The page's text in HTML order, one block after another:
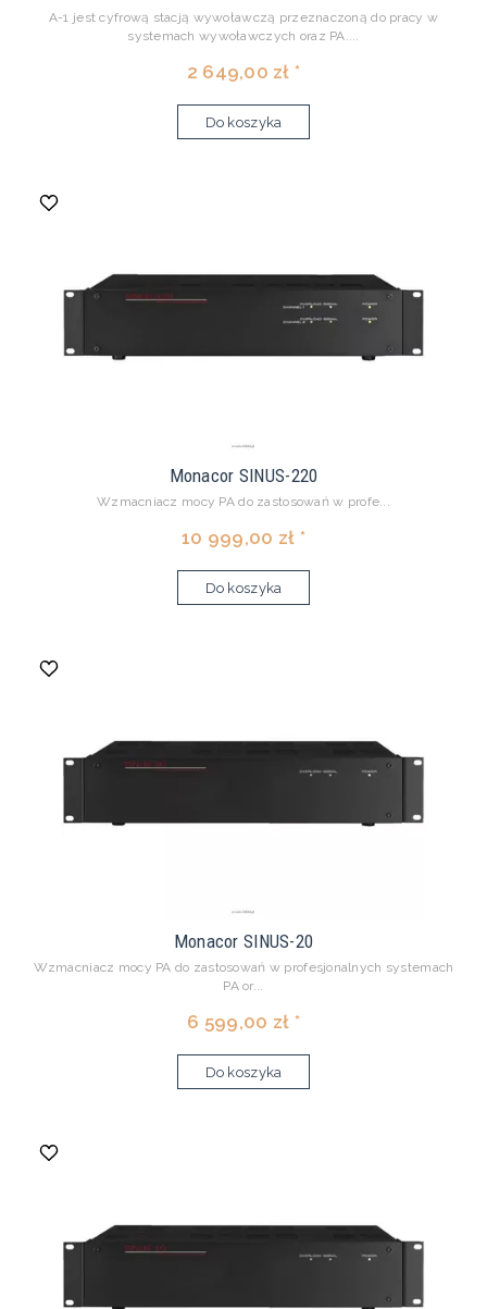
A-1 jest cyfrową stacją wywoławczą przeznaczoną do pracy w
systemach wywoławczych oraz PA....
2 649,00 zł *
Do koszyka
Monacor SINUS-220
Wzmacniacz mocy PA do zastosowań w profe...
10 999,00 zł *
Do koszyka
Monacor SINUS-20
Wzmacniacz mocy PA do zastosowań w profesjonalnych systemach
PA or...
6 599,00 zł *
Do koszyka